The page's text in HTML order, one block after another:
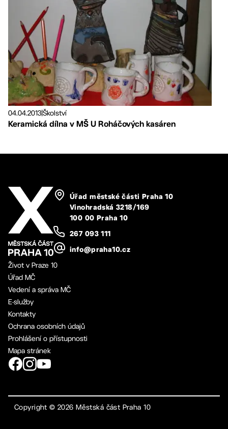
04.04.2013Školství
Keramická dílna v MŠ U Roháčových kasáren
Úřad městské části Praha 10
Vinohradská 3218/169
100 00 Praha 10
267 093 111
info@praha10.cz
Život v Praze 10
Úřad MČ
Vedení a správa MČ
E-služby
Kontakty
Ochrana osobních údajů
Prohlášení o přístupnosti
Mapa stránek
Copyright ©2026 Městská část Praha 10